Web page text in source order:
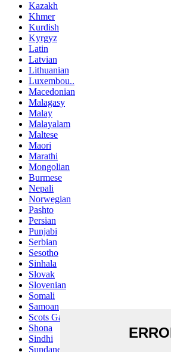
Kazakh
Khmer
Kurdish
Kyrgyz
Latin
Latvian
Lithuanian
Luxembou..
Macedonian
Malagasy
Malay
Malayalam
Maltese
Maori
Marathi
Mongolian
Burmese
Nepali
Norwegian
Pashto
Persian
Punjabi
Serbian
Sesotho
Sinhala
Slovak
Slovenian
Somali
Samoan
Scots Gaelic
Shona
Sindhi
Sundanese